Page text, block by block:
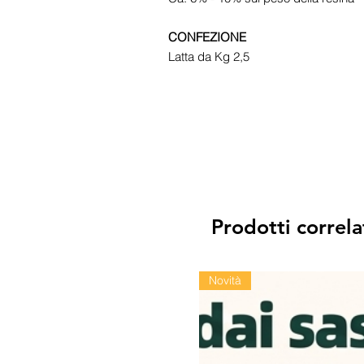
CONFEZIONE
Latta da Kg 2,5
Prodotti
Novità